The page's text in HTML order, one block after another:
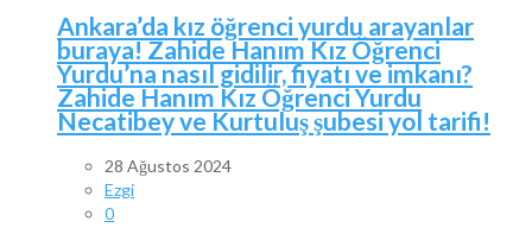
Ankara’da kız öğrenci yurdu arayanlar
buraya! Zahide Hanım Kız Öğrenci
Yurdu’na nasıl gidilir, fiyatı ve imkanı?
Zahide Hanım Kız Öğrenci Yurdu
Necatibey ve Kurtuluş şubesi yol tarifi!
28 Ağustos 2024
Ezgi
0